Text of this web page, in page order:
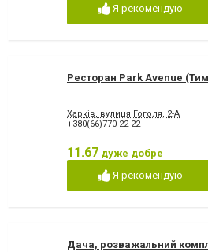
Я рекомендую
Ресторан Park Avenue
Харків, вулиця Гоголя, 2-А
+380(66)770-22-22
11.67 дуже добре
Я рекомендую
Дача, розважальний